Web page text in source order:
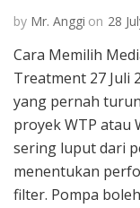
by Mr. Anggi on 28
Cara Memilih
Treatment 27 Juli
yang pernah
proyek WTP atau
sering luput dari
menentukan
filter. Pompa